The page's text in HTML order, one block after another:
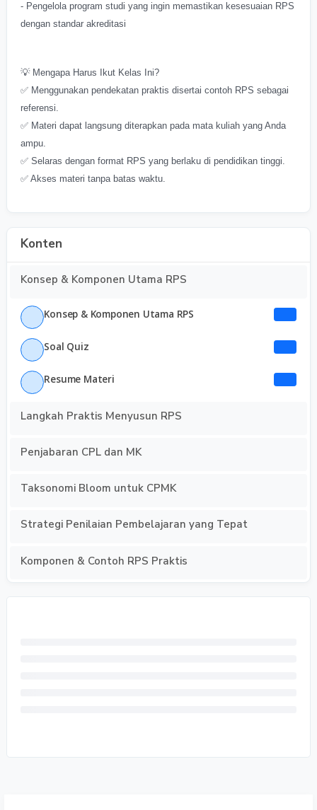
- Pengelola program studi yang ingin memastikan kesesuaian RPS
dengan standar akreditasi
💡 Mengapa Harus Ikut Kelas Ini?
✅ Menggunakan pendekatan praktis disertai contoh RPS sebagai
referensi.
✅ Materi dapat langsung diterapkan pada mata kuliah yang Anda
ampu.
✅ Selaras dengan format RPS yang berlaku di pendidikan tinggi.
✅ Akses materi tanpa batas waktu.
Konten
Konsep & Komponen Utama RPS
Konsep & Komponen Utama RPS
Soal Quiz
Resume Materi
Langkah Praktis Menyusun RPS
Penjabaran CPL dan MK
Taksonomi Bloom untuk CPMK
Strategi Penilaian Pembelajaran yang Tepat
Komponen & Contoh RPS Praktis